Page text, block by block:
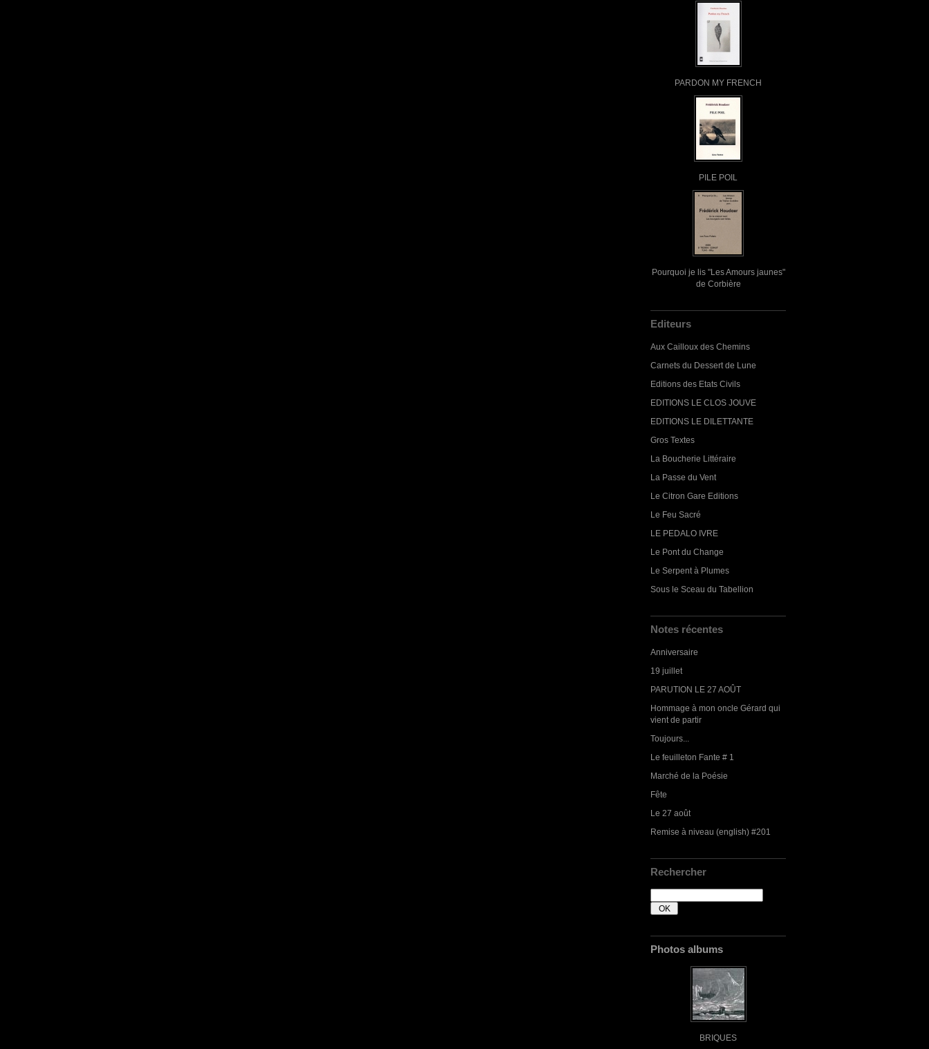
PARDON MY FRENCH
PILE POIL
Pourquoi je lis "Les Amours jaunes"
de Corbière
Editeurs
Aux Cailloux des Chemins
Carnets du Dessert de Lune
Editions des Etats Civils
EDITIONS LE CLOS JOUVE
EDITIONS LE DILETTANTE
Gros Textes
La Boucherie Littéraire
La Passe du Vent
Le Citron Gare Editions
Le Feu Sacré
LE PEDALO IVRE
Le Pont du Change
Le Serpent à Plumes
Sous le Sceau du Tabellion
Notes récentes
Anniversaire
19 juillet
PARUTION LE 27 AOÛT
Hommage à mon oncle Gérard qui
vient de partir
Toujours...
Le feuilleton Fante # 1
Marché de la Poésie
Fête
Le 27 août
Remise à niveau (english) #201
Rechercher
Photos albums
BRIQUES